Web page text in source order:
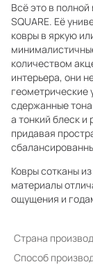
Всё это в полной
SQUARE. Её
ковры в яркую
количеством
интерьера, они
геометрические
сдержанные
а тонкий блеск и
придавая
Ковры сотканы
материалы
ощущения и
Страна
Способ